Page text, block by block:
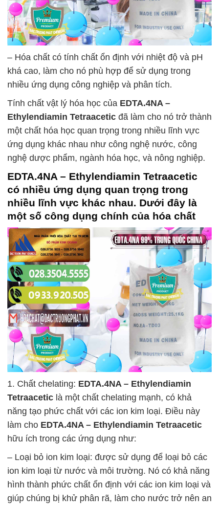
– Hóa chất có tính chất ổn định với nhiệt độ và pH
khá cao, làm cho nó phù hợp để sử dụng trong
nhiều ứng dụng công nghiệp và phân tích.
Tính chất vật lý hóa học của EDTA.4NA –
Ethylendiamin Tetraacetic đã làm cho nó trở thành
một chất hóa học quan trọng trong nhiều lĩnh vực
ứng dụng khác nhau như công nghệ nước, công
nghệ dược phẩm, ngành hóa học, và nông nghiệp.
EDTA.4NA – Ethylendiamin Tetraacetic
có nhiều ứng dụng quan trọng trong
nhiều lĩnh vực khác nhau. Dưới đây là
một số công dụng chính của hóa chất
1. Chất chelating: EDTA.4NA – Ethylendiamin
Tetraacetic là một chất chelating mạnh, có khả
năng tạo phức chất với các ion kim loại. Điều này
làm cho EDTA.4NA – Ethylendiamin Tetraacetic
hữu ích trong các ứng dụng như:
– Loại bỏ ion kim loại: được sử dụng để loại bỏ các
ion kim loại từ nước và môi trường. Nó có khả năng
hình thành phức chất ổn định với các ion kim loại và
giúp chúng bị khử phân rã, làm cho nước trở nên an